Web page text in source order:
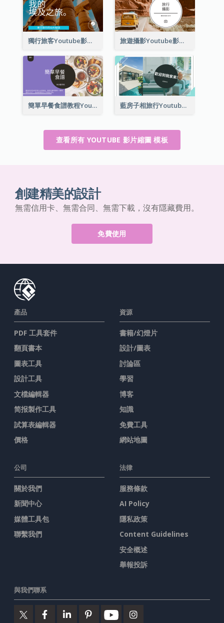
獨行旅客Youtube影片縮圖 旅遊攝影Youtube影片縮圖
簡單早餐食譜教程Youtube影片縮圖 藍房子相旅行Youtube影片縮圖
查看所有 YOUTUBE 影片縮圖 模板
創建精美的設計
無需信用卡、無需合同、無需下載，沒有隱藏費用。
免費使用
產品
PDF 工具套件
翻頁書本
圖表工具
設計工具
文檔編輯器
简报製作工具
試算表編輯器
價格
資源
書籍/幻燈片
設計/圖表
討論區
學習
博客
知識
免費工具
網站地圖
公司
關於我們
新聞中心
媒體工具包
聯繫我們
法律
服務條款
AI Policy
隱私政策
Content Guidelines
安全概述
舉報投訴
與我們聯系